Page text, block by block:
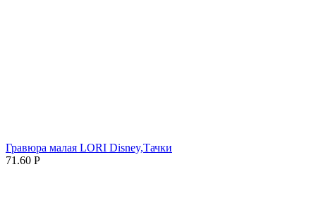
Гравюра малая LORI Disney,Тачки
71.60 Р